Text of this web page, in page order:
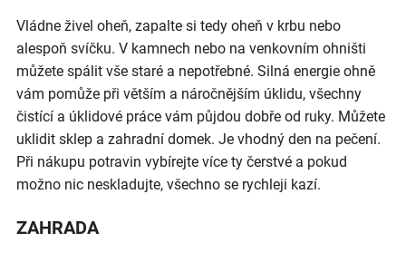
Vládne živel oheň, zapalte si tedy oheň v krbu nebo
alespoň svíčku. V kamnech nebo na venkovním ohništi
můžete spálit vše staré a nepotřebné. Silná energie ohně
vám pomůže při větším a náročnějším úklidu, všechny
čistící a úklidové práce vám půjdou dobře od ruky. Můžete
uklidit sklep a zahradní domek. Je vhodný den na pečení.
Při nákupu potravin vybírejte více ty čerstvé a pokud
možno nic neskladujte, všechno se rychleji kazí.
ZAHRADA